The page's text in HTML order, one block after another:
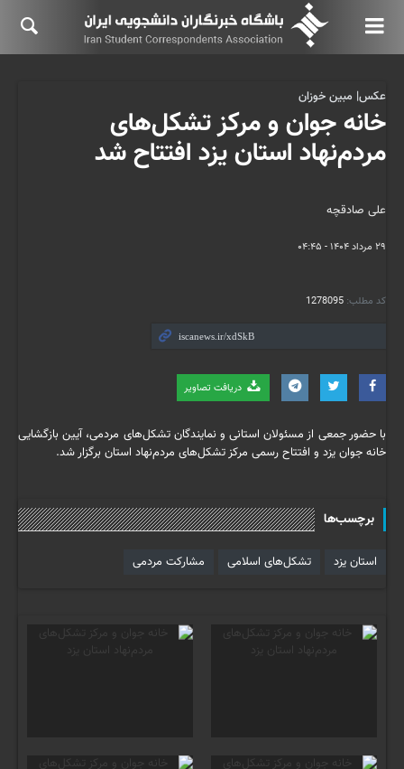
علی صادقچه
۲۹ مرداد ۱۴۰۴ - ۰۴:۴۵
کد مطلب: 1278095
دریافت تصاویر
عکس| مبین خوزان
خانه جوان و مرکز تشکل‌های
مردم‌نهاد استان یزد افتتاح شد
با حضور جمعی از مسئولان استانی و نمایندگان تشکل‌های مردمی، آیین بازگشایی
خانه جوان یزد و افتتاح رسمی مرکز تشکل‌های مردم‌نهاد استان برگزار شد.
برچسب‌ها
استان یزد تشکل‌های اسلامی مشارکت مردمی